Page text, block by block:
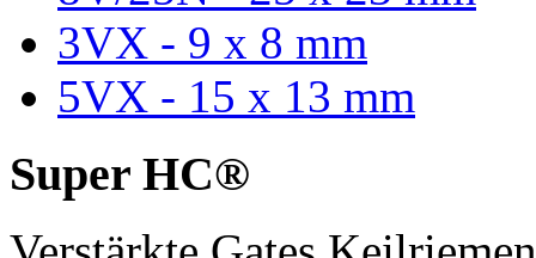
3VX - 9 x 8 mm
5VX - 15 x 13 mm
Super HC®